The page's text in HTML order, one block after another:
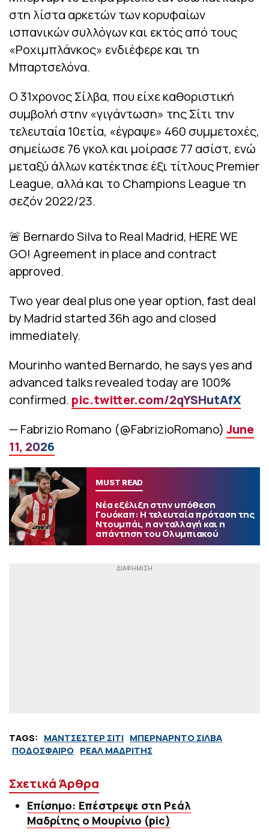
στη λίστα αρκετών των κορυφαίων
ισπανικών συλλόγων και εκτός από τους
«Ροχιμπλάνκος» ενδιέφερε και τη
Μπαρτσελόνα.
Ο 31χρονος Σίλβα, που είχε καθοριστική
συμβολή στην «γιγάντωση» της Σίτι την
τελευταία 10ετία, «έγραψε» 460 συμμετοχές,
σημείωσε 76 γκολ και μοίρασε 77 ασίστ, ενώ
μεταξύ άλλων κατέκτησε έξι τίτλους Premier
League, αλλά και το Champions League τη
σεζόν 2022/23.
🚨 Bernardo Silva to Real Madrid, HERE WE
GO! Agreement in place and contract
approved.
Two year deal plus one year option, fast deal
by Madrid started 36h ago and closed
immediately.
Mourinho wanted Bernardo, he says yes and
advanced talks revealed today are 100%
confirmed. pic.twitter.com/2qYSHutAfX
— Fabrizio Romano (@FabrizioRomano) June
11, 2026
MUST READ
Νέα εξέλιξη στην υπόθεση
Γουόκαπ: Η τελευταία πρόταση της
Ντουμπάι, η ανταλλαγή και η
απάντηση του Ολυμπιακού
TAGS: ΜΑΝΤΣΕΣΤΕΡ ΣΙΤΙ ΜΠΕΡΝΑΡΝΤΟ ΣΙΛΒΑ
ΠΟΔΟΣΦΑΙΡΟ ΡΕΑΛ ΜΑΔΡΙΤΗΣ
Σχετικά Άρθρα
Επίσημο: Επέστρεψε στη Ρεάλ
Μαδρίτης ο Μουρίνιο (pic)